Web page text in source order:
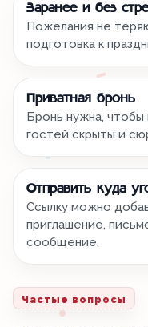
Заранее и без
Пожелания не
подготовка к
Приватная бронь
Бронь нужна,
гостей скрыты и
Отправить куда
Ссылку можно
приглашение,
сообщение.
Частые вопросы